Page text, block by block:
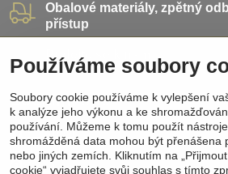
Obalové materiály, zpětný
přístup
Přidejte se k nám
Sociální sítě
Facebook
Instagram
Pinterest
Používáme soubory
Soubory cookie používáme k vylepšení
k analýze jeho výkonu a ke
používání. Můžeme k tomu použít
shromážděná data mohou být přenášena
nebo jiných zemích. Kliknutím na
cookie“ vyjadřujete svůj souhlas s tímto